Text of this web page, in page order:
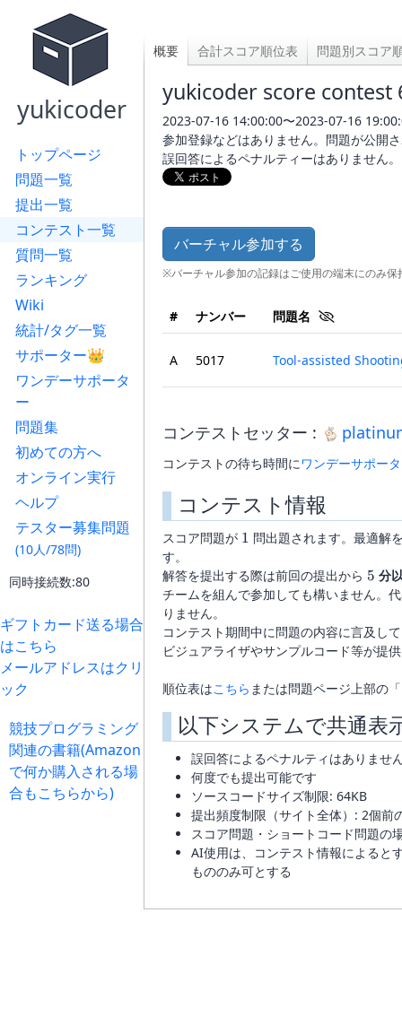
yukicoder
トップページ
問題一覧
提出一覧
コンテスト一覧
質問一覧
ランキング
Wiki
統計/タグ一覧
サポーター👑
ワンデーサポータ
ー
問題集
初めての方へ
オンライン実行
ヘルプ
テスター募集問題
(10人/78問)
同時接続数:80
ギフトカード送る場合
はこちら
メールアドレスはクリ
ック
競技プログラミング
関連の書籍(Amazon
で何か購入される場
合もこちらから)
概要 合計スコア順位表 問題別スコア
yukicoder score contest
2023-07-16 14:00:00〜2023-07-16
参加登録などはありません。問題が公開
誤回答によるペナルティーはありません。
バーチャル参加する
※バーチャル参加の記録はご使用の端末にのみ
# ナンバー 問題名
A 5017 Tool-assisted
コンテストセッター :
コンテストの待ち時間にワンデーサポー
コンテスト情報
スコア問題が \1 問出題されます。最適解
す。
解答を提出する際は前回の提出から \
5\
5 分
チームを組んで参加しても構いません。
りません。
コンテスト期間中に問題の内容に言及し
ビジュアライザやサンプルコード等が提
順位表はこちら または問題ページ上部の
以下システムで共通表
誤回答によるペナルティはありませ
何度でも提出可能です
ソースコードサイズ制限: 64KB
提出頻度制限（サイト全体）: 2個前
スコア問題・ショートコード問題の
AI使用は、コンテスト情報による
もののみ可とする